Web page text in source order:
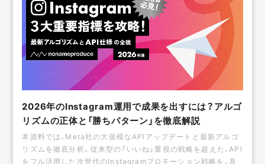
2026年のInstagram運用で成果を出すには？アルゴ
リズムの正体と「勝ちパターン」を徹底解説
本資料では、Meta社の大規模なAPIアップデートと最新アルゴ
リズムを徹底分析。従来型の「いいね」重視の戦略を超えた、API
をフル活用した次世代のInstagramプロモーション戦略を、具